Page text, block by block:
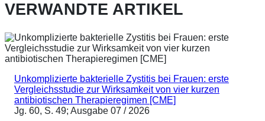
VERWANDTE ARTIKEL
Unkomplizierte bakterielle Zystitis bei Frauen: erste
Vergleichsstudie zur Wirksamkeit von vier kurzen
antibiotischen Therapieregimen [CME]
Jg. 60, S. 49; Ausgabe 07 / 2026